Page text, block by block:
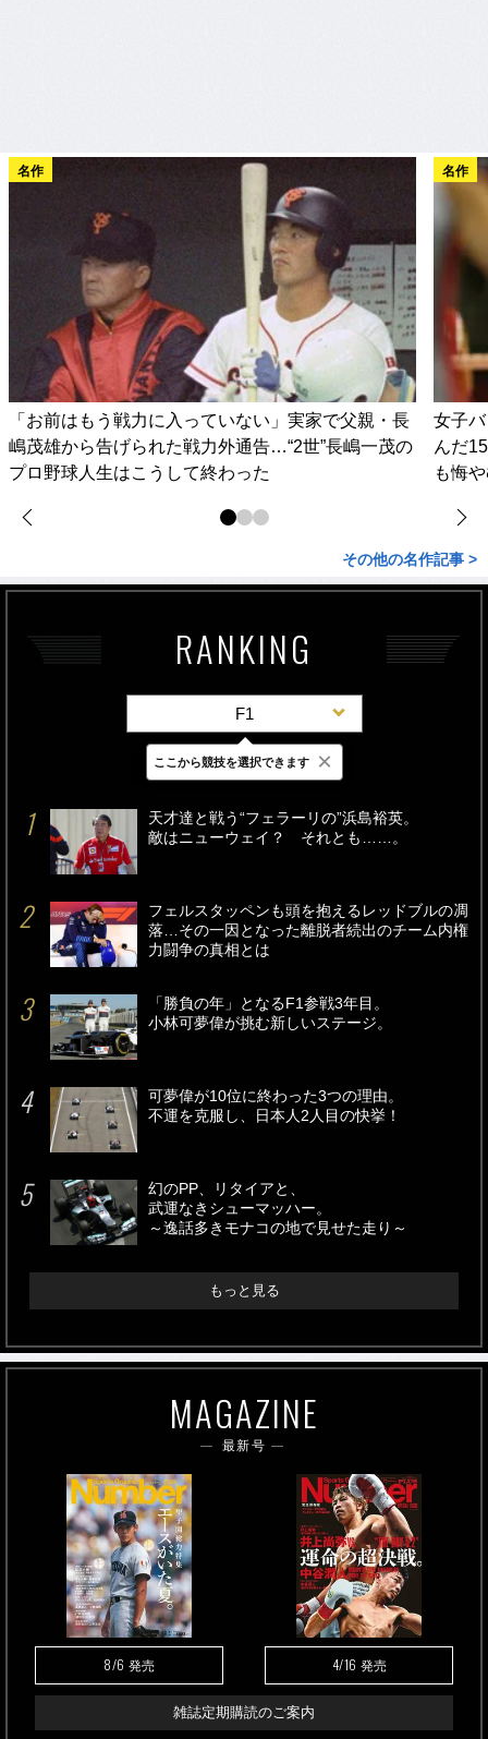
名作
「お前はもう戦力に入っていない」実家で父親・長
嶋茂雄から告げられた戦力外通告…“2世”長嶋一茂の
プロ野球人生はこうして終わった
名作
女子
んだ
も悔
その他の名作記事 >
RANKING
F1
最新 24時間 週間
天才達と戦う“フェラーリの”浜島裕英。
敵はニューウェイ？ それとも……。
フェルスタッペンも頭を抱えるレッドブルの凋
落…その一因となった離脱者続出のチーム内権
力闘争の真相とは
「勝負の年」となるF1参戦3年目。
小林可夢偉が挑む新しいステージ。
可夢偉が10位に終わった3つの理由。
不運を克服し、日本人2人目の快挙！
幻のPP、リタイアと、
武運なきシューマッハー。
～逸話多きモナコの地で見せた走り～
もっと見る
MAGAZINE
最新号
8/6 発売 4/16 発売
雑誌定期購読のご案内
ここから競技を選択できます ×